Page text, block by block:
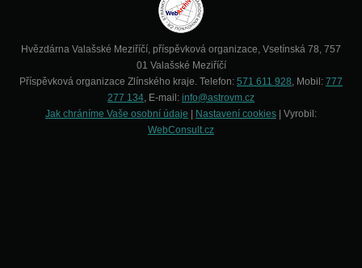
Hvězdárna Valašské Meziříčí, příspěvková organizace, Vsetínská 78, 757
01 Valašské Meziříčí
Příspěvková organizace Zlínského kraje. Telefon: 571 611 928, Mobil: 777
277 134, E-mail: info@astrovm.cz
Jak chráníme Vaše osobní údaje
Nastavení cookies | Vyrobil:
WebConsult.cz